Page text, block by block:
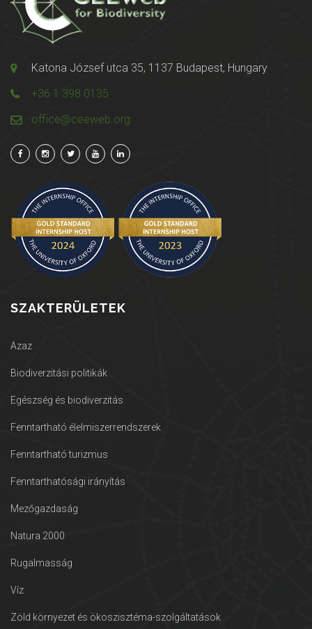
Katona József utca 35, 1137 Budapest, Hungary
+36 1 398 0135
office@ceeweb.org
SZAKTERÜLETEK
Azaz
Biodiverzitási politikák
Egészség és biodiverzitás
Fenntartható élelmiszerrendszerek
Fenntartható turizmus
Fenntarthatósági irányítás
Mezőgazdaság
Natura 2000
Rugalmasság
Víz
Zöld környezet és ökoszisztéma-szolgáltatások